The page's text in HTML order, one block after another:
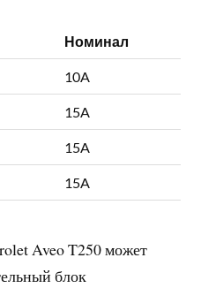
Номинал
10A
15A
15A
15A
Aveo T250 может
блок